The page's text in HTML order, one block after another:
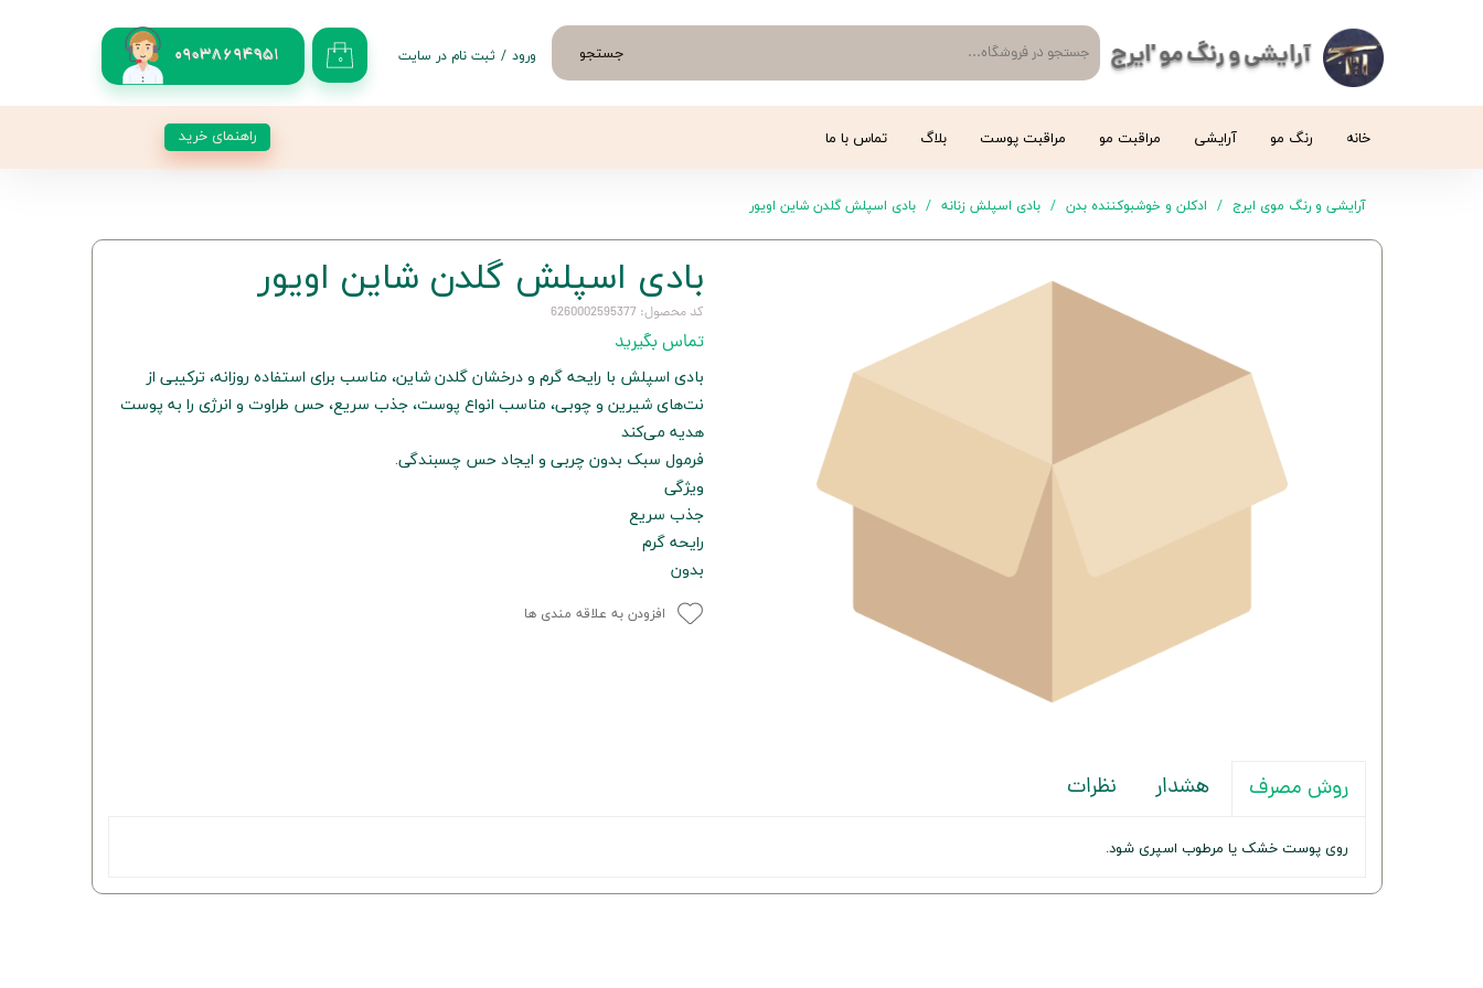
آرایشی و رنگ مو 'ایرج 09038694951 جستجو ۰ ورود / ثبت نام در سایت
خانه رنگ مو آرایشی مراقبت مو مراقبت پوست بلاگ تماس با ما راهنمای خرید
آرایشی و رنگ موی ایرج ادکلن و خوشبوکننده بدن بادی اسپلش زنانه بادی اسپلش گلدن شاین اويور
بادی اسپلش گلدن شاین اويور
کد محصول: 6260002595377
تماس بگیرید
بادی اسپلش با رایحه گرم و درخشان گلدن شاین، مناسب برای استفاده روزانه، ترکیبی از
نت‌های شیرین و چوبی، مناسب انواع پوست، جذب سریع، حس طراوت و انرژی را به پوست
هدیه می‌کند
فرمول سبک بدون چربی و ایجاد حس چسبندگی.
ویژگی
جذب سریع
رایحه گرم
بدون
افزودن به علاقه مندی ها
روش مصرف هشدار نظرات
روی پوست خشک یا مرطوب اسپری شود.